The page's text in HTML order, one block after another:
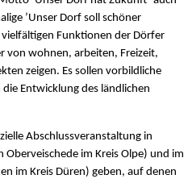
’Unser Dorf soll schöner
Funktionen der Dörfer
von wohnen, arbeiten, Freizeit,
zeigen. Es sollen vorbildliche
Entwicklung des ländlichen
Abschlussveranstaltung in
im Kreis Olpe) und im
im Kreis Düren) geben, auf denen